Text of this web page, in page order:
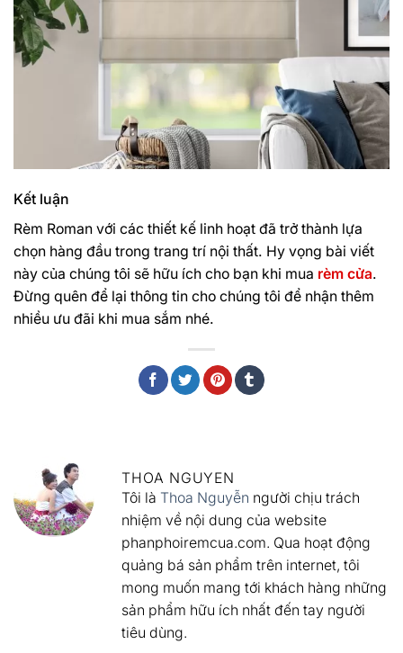
Kết luận
Rèm Roman với các thiết kế linh hoạt đã trở thành lựa
chọn hàng đầu trong trang trí nội thất. Hy vọng bài viết
này của chúng tôi sẽ hữu ích cho bạn khi mua rèm cửa.
Đừng quên để lại thông tin cho chúng tôi để nhận thêm
nhiều ưu đãi khi mua sắm nhé.
THOA NGUYEN
Tôi là Thoa Nguyễn người chịu trách
nhiệm về nội dung của website
phanphoiremcua.com. Qua hoạt động
quảng bá sản phẩm trên internet, tôi
mong muốn mang tới khách hàng những
sản phẩm hữu ích nhất đến tay người
tiêu dùng.